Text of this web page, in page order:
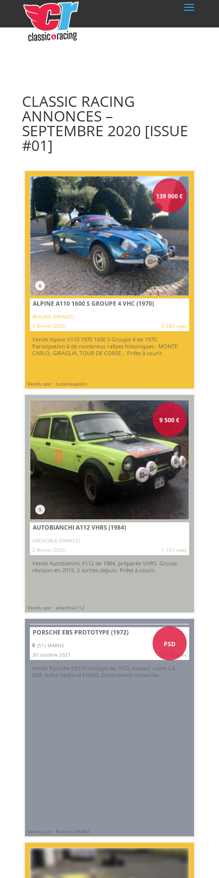
CLASSIC RACING
ANNONCES –
SEPTEMBRE 2020 [ISSUE
#01]
139 900€
6
ALPINE A110 1600 S GROUPE 4 VHC (1970)
BEAUNE (FRANCE)
3 février 2026
2 685 vues
Vends Alpine A110 1970 1600 S Groupe 4 de 1970.
Participation à de nombreux rallyes historiques : MONTE-
CARLO, GIRAGLIA, TOUR DE CORSE... Prête à courir.
Vendu par : turiansapolin
9 500€
5
AUTOBIANCHI A112 VHRS (1984)
GRENOBLE (FRANCE)
2 février 2026
1 101 vues
Vends Autobianchi A112 de 1984, préparée VHRS. Grosse
révision en 2019, 2 sorties depuis. Prête à courir.
Vendu par : abarthia112
PSD
PORSCHE EBS PROTOTYPE (1972)
(51) MARNE
30 octobre 2021
5 170 vues
Vends Porsche EBS Prototype de 1972, moteur usine 2.8
RSR. boîte Hedland FG400. Entièrement restaurée.
Vendu par : Franco LEMBO